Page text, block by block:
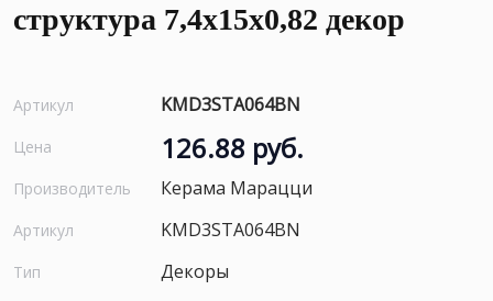
структура 7,4x15x0,82 декор
Артикул KMD3STA064BN
Цена 126.88 руб.
Производитель Керама Марацци
Артикул KMD3STA064BN
Тип Декоры